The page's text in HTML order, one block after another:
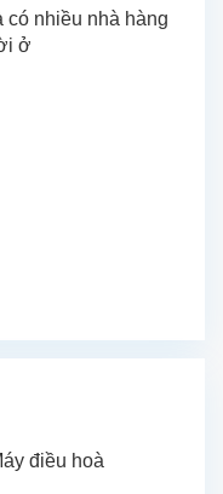
có nhiều nhà hàng
ở
điều hoà